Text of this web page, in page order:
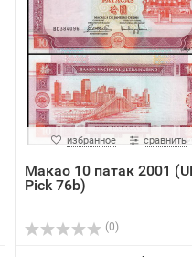
избранное сравнить
Макао 10 патак 2001
Pick 76b)
(0)